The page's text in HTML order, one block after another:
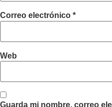
Correo electrónico *
Web
Guarda mi nombre, correo